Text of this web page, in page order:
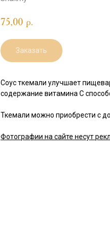
75,00 р.
Заказать
Соус ткемали улучшает
содержание витамина С
Ткемали можно приобрести с
Фотографии на сайте несут